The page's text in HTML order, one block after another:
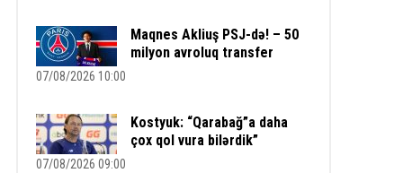
Maqnes Akliuş PSJ-də! – 50
milyon avroluq transfer
07/08/2026 10:00
Kostyuk: “Qarabağ”a daha
çox qol vura bilərdik”
07/08/2026 09:00